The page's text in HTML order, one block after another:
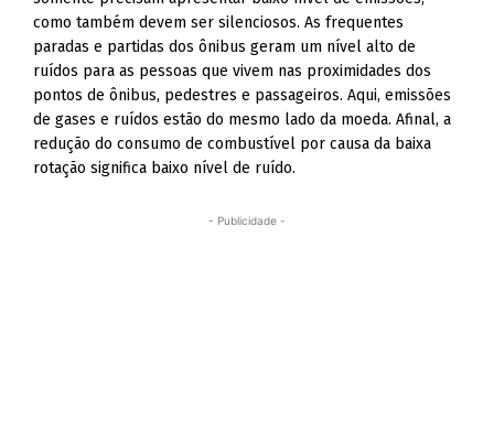
como também devem ser silenciosos. As frequentes
paradas e partidas dos ônibus geram um nível alto de
ruídos para as pessoas que vivem nas proximidades dos
pontos de ônibus, pedestres e passageiros. Aqui, emissões
de gases e ruídos estão do mesmo lado da moeda. Afinal, a
redução do consumo de combustível por causa da baixa
rotação significa baixo nível de ruído.
- Publicidade -